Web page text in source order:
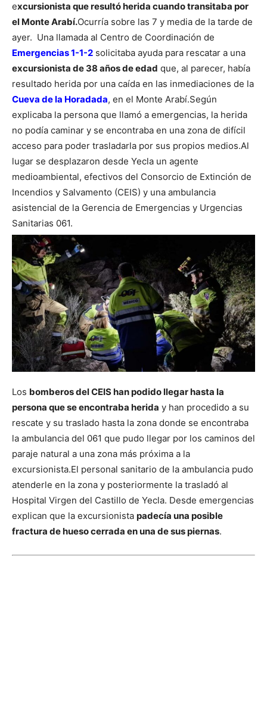
excursionista que resultó herida cuando transitaba por
el Monte Arabí.Ocurría sobre las 7 y media de la tarde de
ayer. Una llamada al Centro de Coordinación de
Emergencias 1-1-2 solicitaba ayuda para rescatar a una
excursionista de 38 años de edad que, al parecer, había
resultado herida por una caída en las inmediaciones de la
Cueva de la Horadada, en el Monte Arabí.Según
explicaba la persona que llamó a emergencias, la herida
no podía caminar y se encontraba en una zona de difícil
acceso para poder trasladarla por sus propios medios.Al
lugar se desplazaron desde Yecla un agente
medioambiental, efectivos del Consorcio de Extinción de
Incendios y Salvamento (CEIS) y una ambulancia
asistencial de la Gerencia de Emergencias y Urgencias
Sanitarias 061.
Los bomberos del CEIS han podido llegar hasta la
persona que se encontraba herida y han procedido a su
rescate y su traslado hasta la zona donde se encontraba
la ambulancia del 061 que pudo llegar por los caminos del
paraje natural a una zona más próxima a la
excursionista.El personal sanitario de la ambulancia pudo
atenderle en la zona y posteriormente la trasladó al
Hospital Virgen del Castillo de Yecla. Desde emergencias
explican que la excursionista padecía una posible
fractura de hueso cerrada en una de sus piernas.